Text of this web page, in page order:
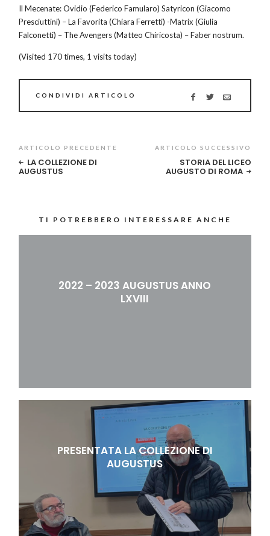
Il Mecenate: Ovidio (Federico Famularo) Satyricon (Giacomo
Presciuttini) – La Favorita (Chiara Ferretti) -Matrix (Giulia
Falconetti) – The Avengers (Matteo Chiricosta) – Faber nostrum.
(Visited 170 times, 1 visits today)
CONDIVIDI ARTICOLO
ARTICOLO PRECEDENTE
LA COLLEZIONE DI
AUGUSTUS
ARTICOLO SUCCESSIVO
STORIA DEL LICEO
AUGUSTO DI ROMA
TI POTREBBERO INTERESSARE ANCHE
2022 – 2023 AUGUSTUS ANNO
LXVIII
PRESENTATA LA COLLEZIONE DI
AUGUSTUS